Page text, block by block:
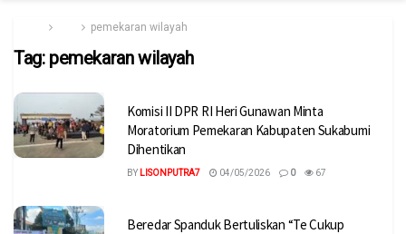
pemekaran wilayah
Tag: pemekaran wilayah
Komisi II DPR RI Heri Gunawan Minta
Moratorium Pemekaran Kabupaten Sukabumi
Dihentikan
BY LISONPUTRA7 04/05/2026 0 67
Beredar Spanduk Bertuliskan “Te Cukup